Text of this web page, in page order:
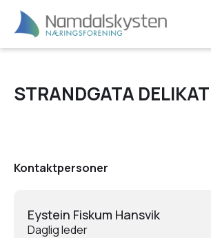
STRANDGATA
Kontaktpersoner
Eystein Fiskum Hansvik
Daglig leder